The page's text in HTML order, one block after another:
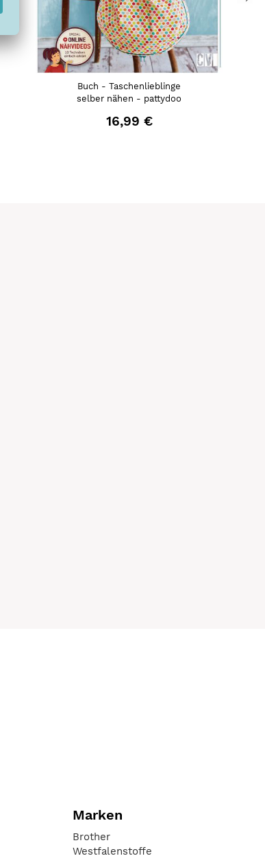
Buch - Taschenlieblinge
selber nähen - pattydoo
16,99 €
Marken
Brother
Westfalenstoffe